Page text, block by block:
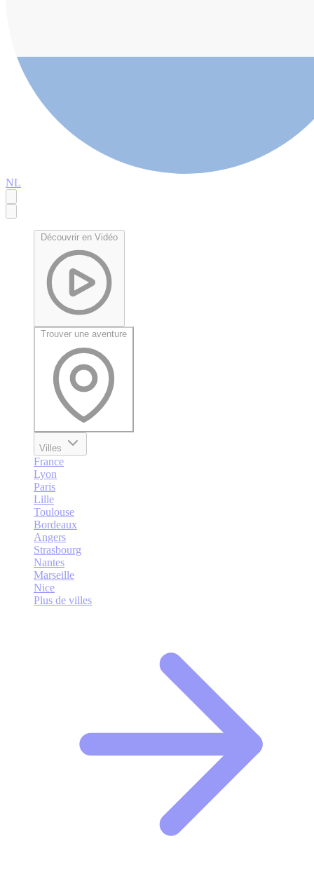
NL
Découvrir en Vidéo
Trouver une aventure
Villes
France
Lyon
Paris
Lille
Toulouse
Bordeaux
Angers
Strasbourg
Nantes
Marseille
Nice
Plus de villes